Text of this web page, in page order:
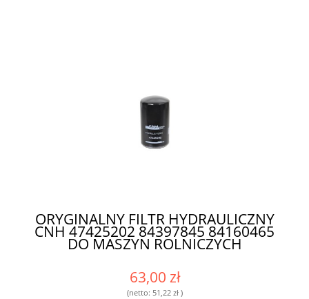
ORYGINALNY FILTR HYDRAULICZNY
CNH 47425202 84397845 84160465
DO MASZYN ROLNICZYCH
63,00 zł
(netto: 51,22 zł)